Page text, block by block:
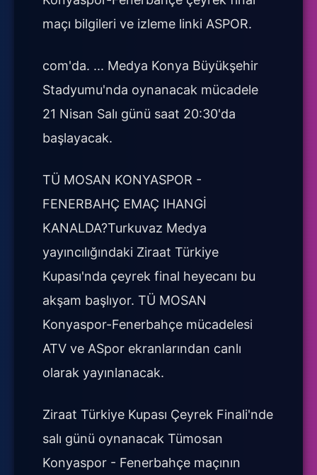
maçı bilgileri ve izleme linki ASPOR.
com'da. ... Medya Konya Büyükşehir
Stadyumu'nda oynanacak mücadele
21 Nisan Salı günü saat 20:30'da
başlayacak.
TÜ MOSAN KONYASPOR -
FENERBAHÇ EMAÇ IHANGİ
KANALDA?Turkuvaz Medya
yayıncılığındaki Ziraat Türkiye
Kupası'nda çeyrek final heyecanı bu
akşam başlıyor. TÜ MOSAN
Konyaspor-Fenerbahçe mücadelesi
ATV ve ASpor ekranlarından canlı
olarak yayınlanacak.
Ziraat Türkiye Kupası Çeyrek Finali'nde
salı günü oynanacak Tümosan
Konyaspor - Fenerbahçe maçının